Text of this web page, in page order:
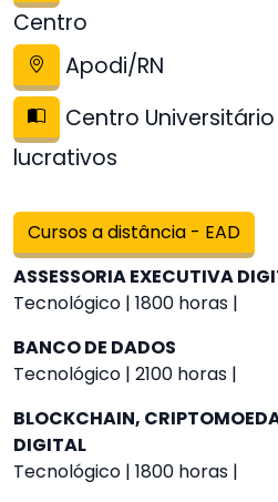
Centro
Apodi/RN
Centro
lucrativos
Cursos a distância - EAD
ASSESSORIA EXECUTIVA
Tecnológico | 1800 horas |
BANCO DE DADOS
Tecnológico | 2100 horas |
BLOCKCHAIN,
DIGITAL
Tecnológico | 1800 horas |